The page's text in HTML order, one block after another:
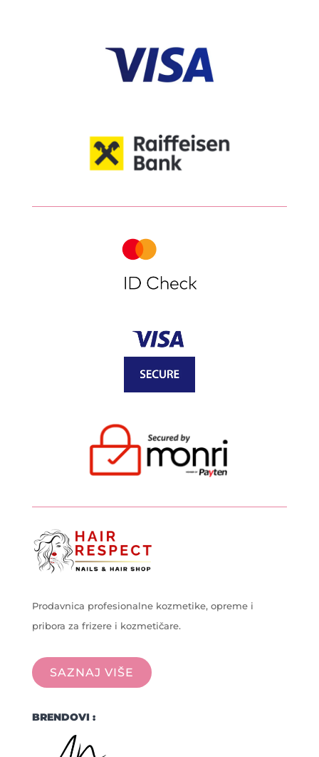
Prodavnica profesionalne kozmetike, opreme i
pribora za frizere i kozmetičare.
SAZNAJ VIŠE
BRENDOVI :